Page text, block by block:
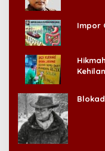
Impor